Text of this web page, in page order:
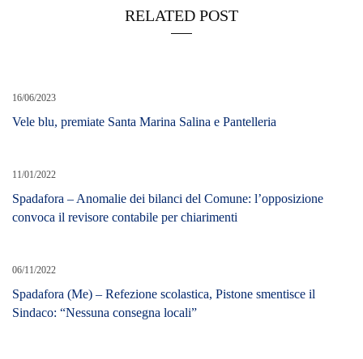
RELATED POST
16/06/2023
Vele blu, premiate Santa Marina Salina e Pantelleria
11/01/2022
Spadafora – Anomalie dei bilanci del Comune: l’opposizione
convoca il revisore contabile per chiarimenti
06/11/2022
Spadafora (Me) – Refezione scolastica, Pistone smentisce il
Sindaco: “Nessuna consegna locali”